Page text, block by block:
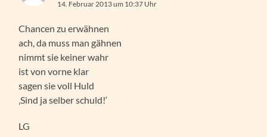
14. Februar 2013 um 10:37 Uhr
Chancen zu erwähnen
ach, da muss man gähnen
nimmt sie keiner wahr
ist von vorne klar
sagen sie voll Huld
‚Sind ja selber schuld!‘
LG